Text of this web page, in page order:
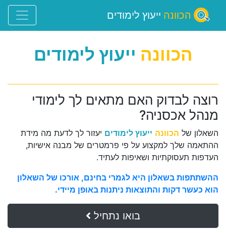
הכוונה ייעוץ לימודים
הכוונה ייעוץ לימודים
רוצה לבדוק האם מתאים לך לימודי
מנהל אכסניה?
השאלון של הכוונה ייעוץ לימודים יעזור לך לדעת מה מידת
ההתאמה שלך למקצוע על פי פרמטרים של מבנה אישיות,
העדפות תעסוקתיות ושאיפות לעתיד.
ההשתתפות בשאלון היא לגמרי בחינם, אורכו של השאלון
הוא כעשר דקות והתוצאות ניתנות באופן מיידי.
בואו נתחיל